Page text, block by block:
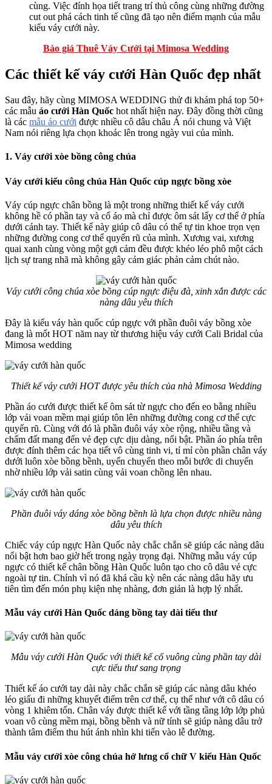
cùng. Việc đính họa tiết trang trí thủ công cùng những đường
cut out phá cách tinh tế cũng đã tạo nên điểm mạnh của mẫu
kiểu váy cưới này.
Báo giá Thuê Váy Cưới tại Mimosa Wedding
Các thiết kế váy cưới Hàn Quốc đẹp nhất
Sau đây, hãy cùng MIMOSA WEDDING thử đi khám phá top 50+
các mẫu áo cưới Hàn Quốc hot nhất hiện nay. Đây đồng thời cũng
là các mẫu áo cưới được nhiều cô dâu châu Á nói chung và Việt
Nam nói riêng lựa chọn khoác lên trong ngày vui của mình.
1. Váy cưới xòe bồng công chúa
Váy cưới kiểu công chúa Hàn Quốc cúp ngực bồng xòe
Váy cúp ngực chân bồng là một trong những thiết kế váy cưới
không hề có phần tay và cổ áo mà chỉ được ôm sát lấy cơ thể ở phía
dưới cánh tay. Thiết kế này giúp cô dâu có thể tự tin khoe trọn vẹn
những đường cong cơ thể quyến rũ của mình. Xương vai, xương
quai xanh cùng vòng một gợi cảm đều được khéo léo phô một cách
lịch sự trang nhã mà không gây cảm giác phản cảm chút nào.
Váy cưới công chúa xòe bồng cúp ngực điệu đà, xinh xắn được các
nàng dâu yêu thích
Đây là kiểu váy hàn quốc cúp ngực với phần đuôi váy bồng xòe
đang là mốt HOT năm nay từ thương hiệu váy cưới Cali Bridal của
Mimosa wedding
Thiết kế váy cưới HOT được yêu thích của nhà Mimosa Wedding
Phần áo cưới được thiết kế ôm sát từ ngực cho đến eo bằng nhiều
lớp vải voan mềm mại giúp tôn lên những đường cong cơ thể cực
quyến rũ. Cùng với đó là phần đuôi váy xòe rộng, nhiều tầng và
chấm đất mang đến vẻ đẹp cực dịu dàng, nổi bật. Phần áo phía trên
được đính thêm các họa tiết vô cùng tinh vi, tỉ mỉ còn phần chân váy
dưới luôn xòe bồng bềnh, uyển chuyển theo mỗi bước di chuyển
nhờ nhiều lớp vải satin cùng vải voan chồng lên nhau.
Phần đuôi váy dáng xòe bồng bềnh là lựa chọn được nhiều nàng
dâu yêu thích
Chiếc váy cúp ngực Hàn Quốc này chắc chắn sẽ giúp các nàng dâu
nổi bật hơn bao giờ hết trong ngày trọng đại. Những mẫu váy cúp
ngực có thiết kế chân bồng Hàn Quốc luôn tạo cho cô dâu vẻ cực
ngoài tự tin. Chính vì nó đã khá cầu kỳ nên các nàng dâu hãy ưu
tiên tìm đến món phụ kiện nhẹ nhàng, đơn giản là hợp lý nhất.
Mẫu váy cưới Hàn Quốc dáng bồng tay dài tiểu thư
Mẫu váy cưới Hàn Quốc với thiết kế cổ vuông cùng phần tay dài
cực tiểu thư sang trọng
Thiết kế áo cưới tay dài này chắc chắn sẽ giúp các nàng dâu khéo
léo giấu đi những khuyết điểm trên cơ thể, cụ thể như với cô dâu có
vòng 1 khiêm tốn. Chân váy được thiết kế với tầng tầng lớp lớp phủ
voan vô cùng mềm mại, bồng bềnh và nữ tính sẽ giúp nàng dâu trở
thành tâm điểm thu hút ánh nhìn khi tiến vào lễ đường.
Mẫu váy cưới xòe công chúa hở lưng cổ chữ V kiểu Hàn Quốc